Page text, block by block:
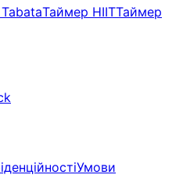
Таймер HIITТаймер
Умови